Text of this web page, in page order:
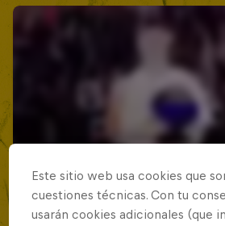
Este sitio web usa cookies que
cuestiones técnicas. Con tu
usarán cookies adicionales (que